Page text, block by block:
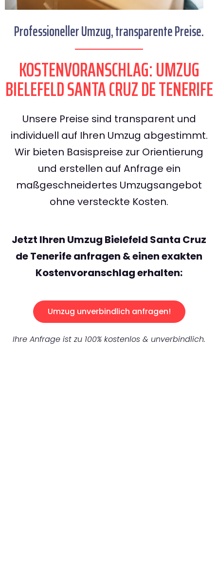
Professioneller Umzug, transparente Preise.
KOSTENVORANSCHLAG: UMZUG
BIELEFELD SANTA CRUZ DE TENERIFE
Unsere Preise sind transparent und
individuell auf Ihren Umzug abgestimmt.
Wir bieten Basispreise zur Orientierung
und erstellen auf Anfrage ein
maßgeschneidertes Umzugsangebot
ohne versteckte Kosten.
Jetzt Ihren Umzug Bielefeld Santa Cruz
de Tenerife anfragen & einen exakten
Kostenvoranschlag erhalten:
Umzug unverbindlich anfragen!
Ihre Anfrage ist zu 100% kostenlos & unverbindlich.